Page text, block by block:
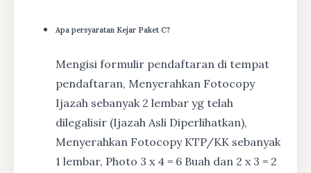
Apa persyaratan Kejar Paket C?
Mengisi formulir pendaftaran di tempat
pendaftaran, Menyerahkan Fotocopy
Ijazah sebanyak 2 lembar yg telah
dilegalisir (Ijazah Asli Diperlihatkan),
Menyerahkan Fotocopy KTP/KK sebanyak
1 lembar, Photo 3 x 4 = 6 Buah dan 2 x 3 = 2